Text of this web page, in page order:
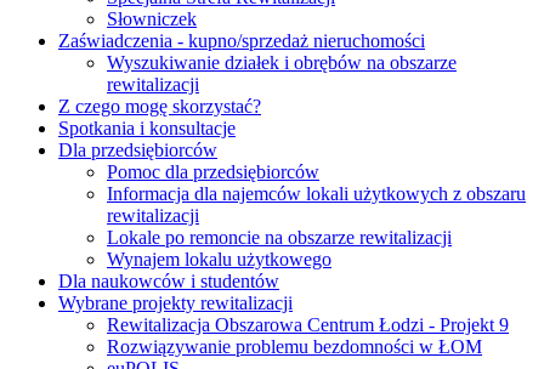
Słowniczek
Zaświadczenia - kupno/sprzedaż nieruchomości
Wyszukiwanie działek i obrębów na obszarze
rewitalizacji
Z czego mogę skorzystać?
Spotkania i konsultacje
Dla przedsiębiorców
Pomoc dla przedsiębiorców
Informacja dla najemców lokali użytkowych z obszaru
rewitalizacji
Lokale po remoncie na obszarze rewitalizacji
Wynajem lokalu użytkowego
Dla naukowców i studentów
Wybrane projekty rewitalizacji
Rewitalizacja Obszarowa Centrum Łodzi - Projekt 9
Rozwiązywanie problemu bezdomności w ŁOM